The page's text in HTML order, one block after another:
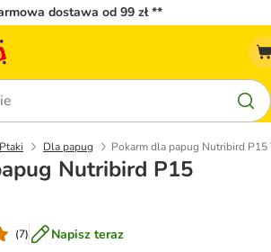
dostawa od 99 zł **
Ptaki Dla papug Pokarm dla papug Nutribird P15
Nutribird P15
(7) Napisz teraz